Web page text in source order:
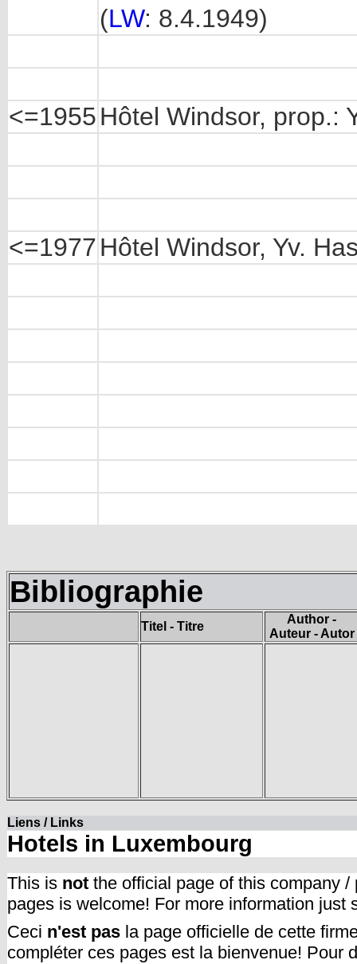
(LW: 8.4.1949)
<=1955Hôtel Windsor, prop.:
<=1977Hôtel Windsor, Yv.
Bibliographie
Titel - Titre
Author -
Auteur - Autor
Liens / Links
Hotels in Luxembourg
This is not the official page of this company
pages is welcome! For more information just
Ceci n'est pas la page officielle de cette
compléter ces pages est la bienvenue! Pour